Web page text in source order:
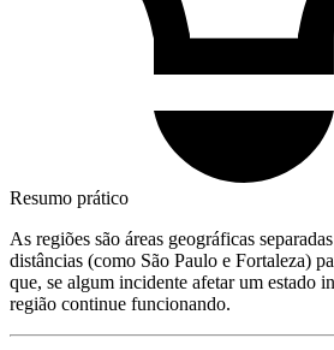
Resumo prático
As regiões são áreas geográficas
distâncias (como São Paulo e Fortaleza)
que, se algum incidente afetar um estado
região continue funcionando.